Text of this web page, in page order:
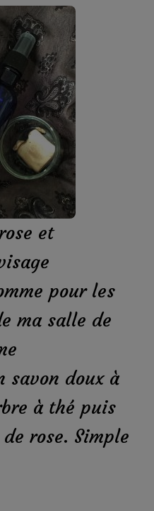
et
pour les
ma salle de
savon doux à
à thé puis
rose. Simple